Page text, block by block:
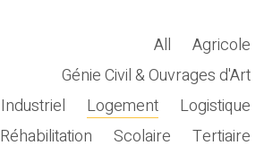
All
Agricole
Génie Civil & Ouvrages d'Art
Industriel
Logement
Logistique
Réhabilitation
Scolaire Tertiaire